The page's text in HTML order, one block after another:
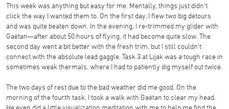
This week was anything but easy for me. Mentally, things just didn't
click the way I wanted them to. On the first day, I flew two big detours
and was quite beaten down. In the evening, I re-trimmed my glider with
Gaëtan—after about 50 hours of flying, it had become quite slow. The
second day went a bit better with the fresh trim, but I still couldn't
connect with the absolute lead gaggle. Task 3 at Lijak was a tough race in
sometimes weak thermals, where I had to patiently dig myself out twice.
The two days of rest due to the bad weather did me good. On the
morning of the fourth task, I took a walk with Gaëtan to clear my head.
He even did a little visualization meditation with me to help me find the